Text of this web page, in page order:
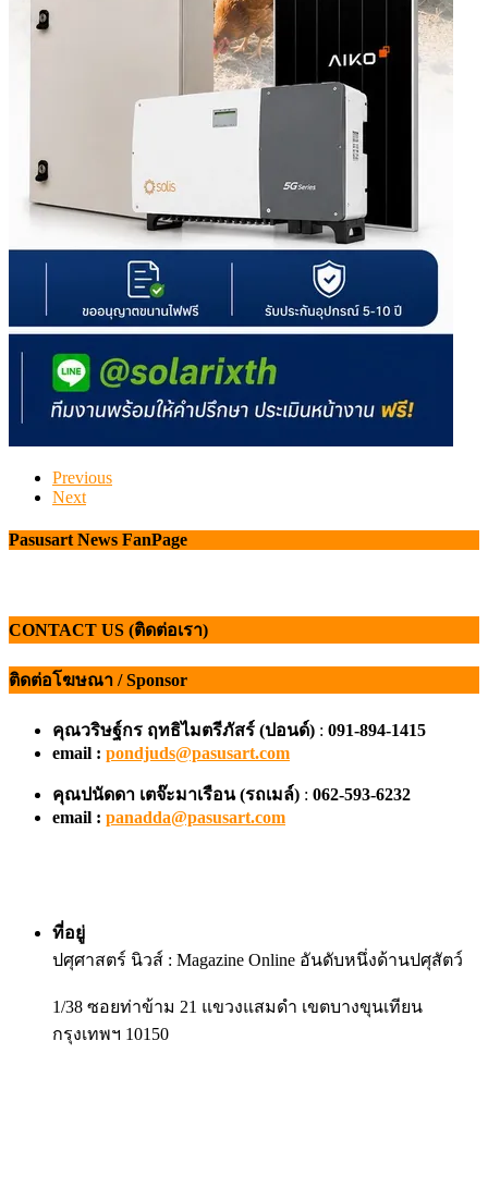
Previous
Next
Pasusart News FanPage
CONTACT US (ติดต่อเรา)
ติดต่อโฆษณา / Sponsor
คุณวริษฐ์กร ฤทธิไมตรีภัสร์ (ปอนด์) : 091-894-1415
email : pondjuds@pasusart.com
คุณปนัดดา เตจ๊ะมาเรือน (รถเมล์) : 062-593-6232
email : panadda@pasusart.com
ที่อยู่
ปศุศาสตร์ นิวส์ : Magazine Online อันดับหนึ่งด้านปศุสัตว์
1/38 ซอยท่าข้าม 21 แขวงแสมดำ เขตบางขุนเทียน
กรุงเทพฯ 10150